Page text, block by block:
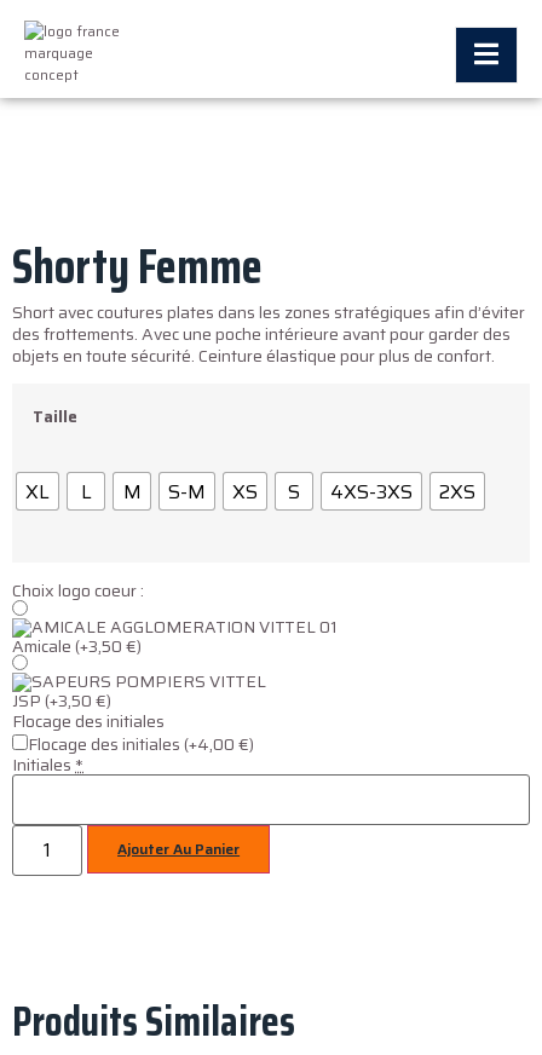
Shorty Femme
Short avec coutures plates dans les zones stratégiques afin d’éviter
des frottements. Avec une poche intérieure avant pour garder des
objets en toute sécurité. Ceinture élastique pour plus de confort.
Taille
XL L M S-M XS S 4XS-3XS 2XS
Choix logo coeur :
Amicale(+3,50 €)
JSP(+3,50 €)
Flocage des initiales
Flocage des initiales(+4,00 €)
Initiales*
Ajouter Au Panier
Produits Similaires